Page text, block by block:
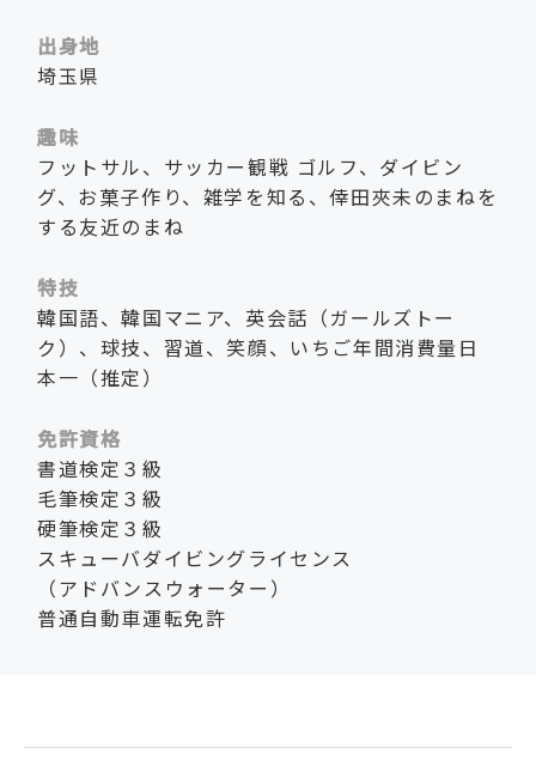
出身地
埼玉県
趣味
フットサル、サッカー観戦 ゴルフ、ダイビン
グ、お菓子作り、雑学を知る、倖田夾未のまねを
する友近のまね
特技
韓国語、韓国マニア、英会話（ガールズトー
ク）、球技、習道、笑顔、いちご年間消費量日
本一（推定）
免許資格
書道検定３級
毛筆検定３級
硬筆検定３級
スキューバダイビングライセンス
（アドバンスウォーター）
普通自動車運転免許